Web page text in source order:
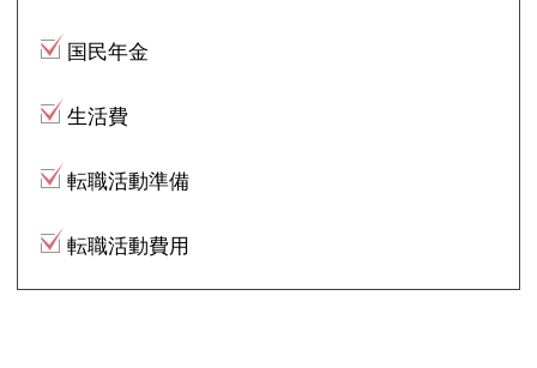
国民年金
生活費
転職活動準備
転職活動費用